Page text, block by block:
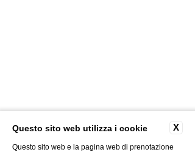
X
Questo sito web utilizza i cookie
Questo sito web e la pagina web di prenotazione